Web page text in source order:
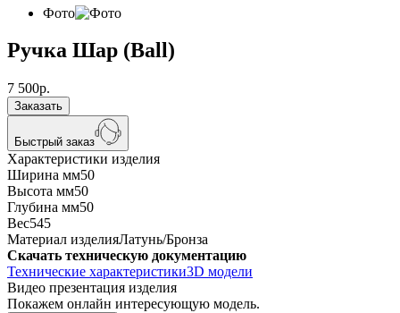
Фото
Ручка Шар (Ball)
7 500р.
Заказать
Быстрый заказ
Характеристики изделия
Ширина мм50
Высота мм50
Глубина мм50
Вес545
Материал изделияЛатунь/Бронза
Скачать техническую документацию
Технические характеристики3D модели
Видео презентация изделия
Покажем онлайн интересующую модель.